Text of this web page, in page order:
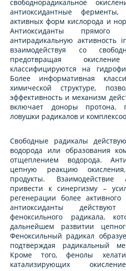
свободнорадикальное
антиоксидантные ферменты,
активных форм кислорода и
Антиоксиданты прямого
антирадикальную активность
взаимодействуя со
предотвращая
классифицируются на
Более информативная
химической структуре,
эффективность и механизм
включает доноры протона,
ловушки радикалов и
Свободные радикалы
водорода или образования
отщеплением водорода.
цепную реакцию
продукты. Взаимодействие
привести к синергизму –
регенерации более
антиоксиданты
феноксильного радикала,
дальнейшем развитии
Феноксильный радикал
подтверждая радикальный
Кроме того, фенолы
катализирующих